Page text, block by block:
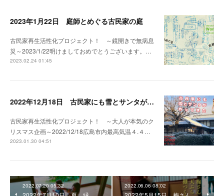
2023年1月22日 庭師とめぐる古民家の庭
古民家再生活性化プロジェクト！ ～鏡開きで無病息
災～2023/1/22明けましておめでとうございます。…
2023.02.24 01:45
2022年12月18日 古民家にも雪とサンタがやってきた。
古民家再生活性化プロジェクト！ ～大人が本気のク
リスマス企画～2022/12/18広島市内最高気温４.４…
2023.01.30 04:51
2022.07.20 05:32 2022.06.06 08:02